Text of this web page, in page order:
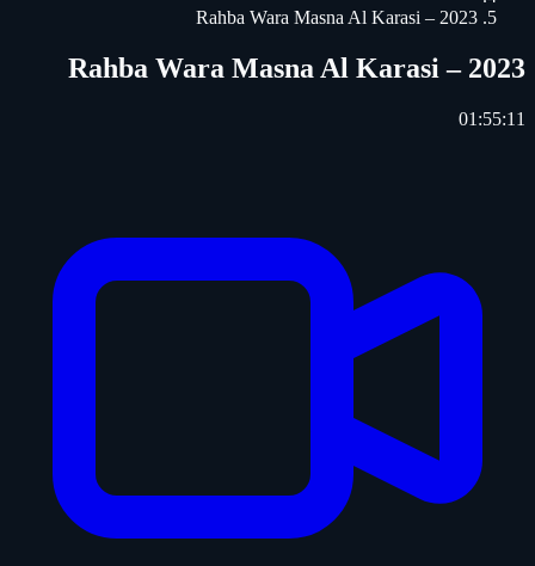
Rahba Wara Masna Al Karasi – 2023
Rahba Wara Masna Al Karasi – 2023
01:55:11